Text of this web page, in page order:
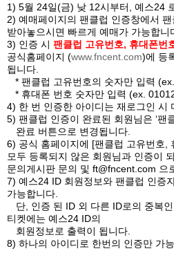
1) 5월 24일(금) 낮 12시부터 예스24
2) 예매페이지의 팬클럽 인증창에서
받아놓으시면 빠르게 예매가 가능합니
3) 인증 시 팬클럽 고유번호, 휴대폰번
공식홈페이지 (www.fncent.com)에 등
됩니다
* 팬클럽 고유번호의 숫자만 입력
* 휴대폰 번호 숫자만 입력 (ex.
4) 한 번 인증한 아이디는 재로그인 시
5) 팬클럽 인증이 완료된 회원님은 ‘팬
완료 버튼으로 변경됩니다
6) 공식 홈페이지에 [팬클럽 고유번호
모두 등록되지 않은 회원님과 인증이
문의게시판 문의 및 ft@fncent.com 으
7) 예스24 ID 회원정보와 팬클럽 인증
가능합니다
단 인증 된 ID 외 다른 ID로의 중복
티켓에는 예스24 ID의
회원정보로 출력이 됩니다
8) 하나의 아이디로 한번의 인증만 가